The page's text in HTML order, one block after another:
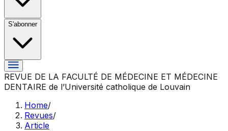
S'abonner
REVUE DE LA FACULTÉ DE MÉDECINE ET MÉDECINE
DENTAIRE de l’Université catholique de Louvain
Home/
Revues/
Article